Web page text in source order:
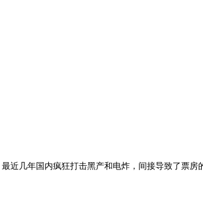
近几年国内疯狂打击黑产和电炸，间接导致了票